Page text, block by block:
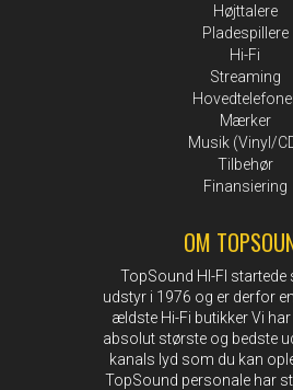
Højttalere
Pladespillere
Hi-Fi
Streaming
Mærker
Musik (Vinyl/
Tilbehør
Finansiering
OM
TopSound HI-FI startede
udstyr i 1976 og er derfor
ældste Hi-Fi butikker Vi
absolut største og bedste
kanals lyd som du kan
TopSound personale har